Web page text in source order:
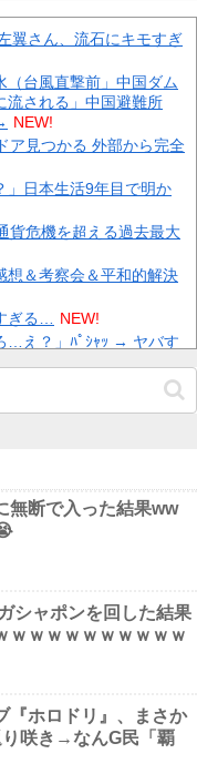
然ゾワッと両腕に鳥肌が
瞬間、体が前にドンッと
NEW!
て歴史を破壊した」 他
機置き場がない 他 NEW!
されるwwwww 他
竹田祐が最速150キロス
ット・全...
NEW!
と納税してくれないと
w w w w w w... NEW!
流石にエチエチすぎや
翼さん、流石にキモすぎ
（台風直撃前」中国ダム
流される」中国避難所
NEW!
ア見つかる 外部から完全
」日本生活9年目で明か
貨危機を超える過去最大
想＆考察会＆平和的解決
ぎる… NEW!
…え？」ﾊﾟｼｬｯ → ヤバす
すぎるｗｗｗ
ワシ装備)& HG 1/144
ｗｗｗｗｗｗｗｗ
に突入、「ようやく反撃
続出中他
流石にエチエチすぎや
高級紙も驚愕した極限の
ッチムチボディのマ○毛
無断で入った結果ww
シャポンを回した結果
ｗｗｗｗｗｗｗｗｗｗ
『ホロドリ』、まさか
咲き→なんG民「覇